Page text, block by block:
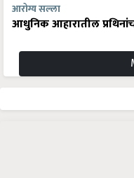
आरोग्य सल्ला
आधुनिक आहारातील